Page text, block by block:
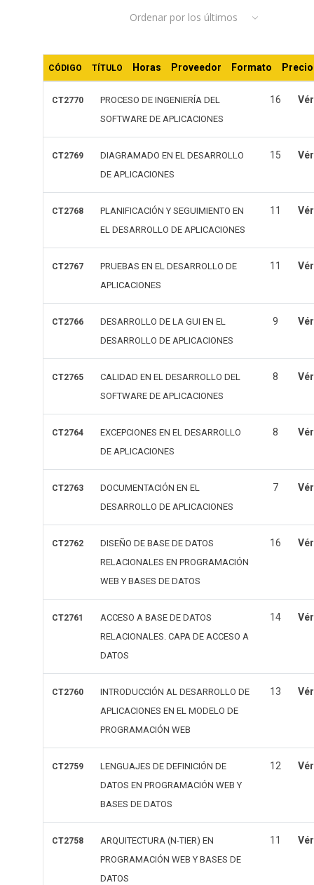
últimos
Ordenar por los últimos
CÓDIGO TÍTULO Horas Proveedor Formato Precio
CT2770
PROCESO DE INGENIERÍA DEL
SOFTWARE DE APLICACIONES
16
CT2769
DIAGRAMADO EN EL DESARROLLO
DE APLICACIONES
15
CT2768
PLANIFICACIÓN Y SEGUIMIENTO EN
EL DESARROLLO DE APLICACIONES
11
CT2767
PRUEBAS EN EL DESARROLLO DE
APLICACIONES
11
CT2766
DESARROLLO DE LA GUI EN EL
DESARROLLO DE APLICACIONES
9
CT2765
CALIDAD EN EL DESARROLLO DEL
SOFTWARE DE APLICACIONES
8
CT2764
EXCEPCIONES EN EL DESARROLLO
DE APLICACIONES
8
CT2763
DOCUMENTACIÓN EN EL
DESARROLLO DE APLICACIONES
7
CT2762
DISEÑO DE BASE DE DATOS
RELACIONALES EN PROGRAMACIÓN
WEB Y BASES DE DATOS
16
CT2761
ACCESO A BASE DE DATOS
RELACIONALES. CAPA DE ACCESO A
DATOS
14
CT2760
INTRODUCCIÓN AL DESARROLLO DE
APLICACIONES EN EL MODELO DE
PROGRAMACIÓN WEB
13
CT2759
LENGUAJES DE DEFINICIÓN DE
DATOS EN PROGRAMACIÓN WEB Y
BASES DE DATOS
12
CT2758
ARQUITECTURA (N-TIER) EN
PROGRAMACIÓN WEB Y BASES DE
DATOS
11